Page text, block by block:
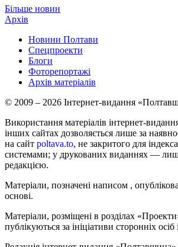
Більше новин
Архів
Новини Полтави
Спецпроекти
Блоги
Фоторепортажі
Архів матеріалів
© 2009 – 2026 Інтернет-видання
Використання матеріалів інтернет-
інших сайтах дозволяється лише за
на сайт poltava.to, не закритого для
системами; у друкованих виданнях —
редакцією.
Матеріали, позначені написом ,
основі.
Матеріали, розміщені в розділах
публікуються за ініціативи сторонніх